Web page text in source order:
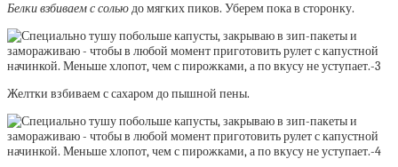
Белки взбиваем с сольюдо мягких пиков. Уберем пока в сторонку.
Желтки взбиваем с сахаром до пышной пены.